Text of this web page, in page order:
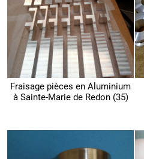
Fraisage pièces en Aluminium
à Sainte-Marie de Redon (35)